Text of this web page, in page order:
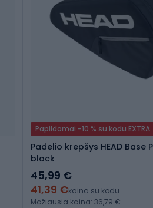
Papildomai -10 % su kodu EXTRA
Padelio krepšys HEAD Base
black
45,99 €
41,39 €kaina su kodu
Mažiausia kaina: 36,79 €